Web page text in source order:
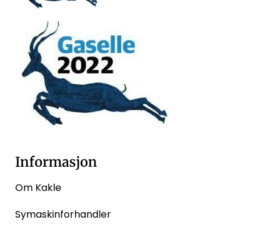
Informasjon
Om Kakle
Symaskinforhandler